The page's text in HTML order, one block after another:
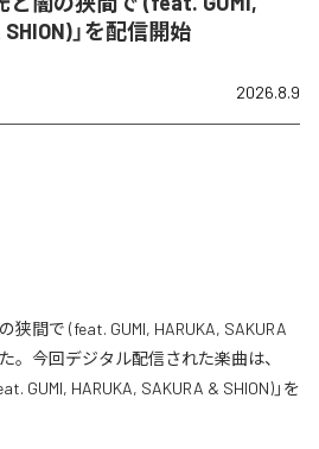
」を配信開始
2026.8.9
狭間で (feat. GUMI, HARUKA, SAKURA
。今回デジタル配信された楽曲は、
GUMI, HARUKA, SAKURA & SHION)」を